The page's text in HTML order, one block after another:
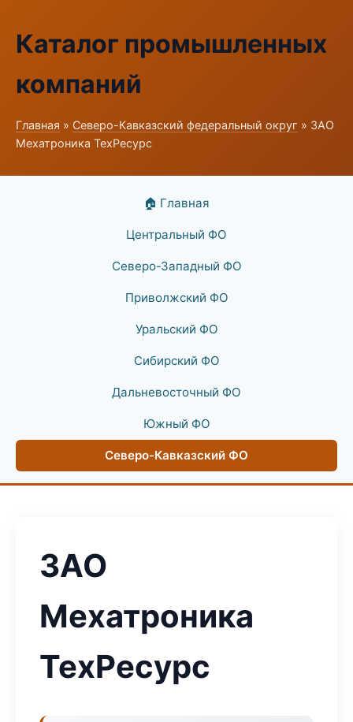
Каталог промышленных
компаний
Главная » Северо-Кавказский федеральный округ » ЗАО
Мехатроника ТехРесурс
🏠 Главная
Центральный ФО
Северо-Западный ФО
Приволжский ФО
Уральский ФО
Сибирский ФО
Дальневосточный ФО
Южный ФО
Северо-Кавказский ФО
ЗАО
Мехатроника
ТехРесурс